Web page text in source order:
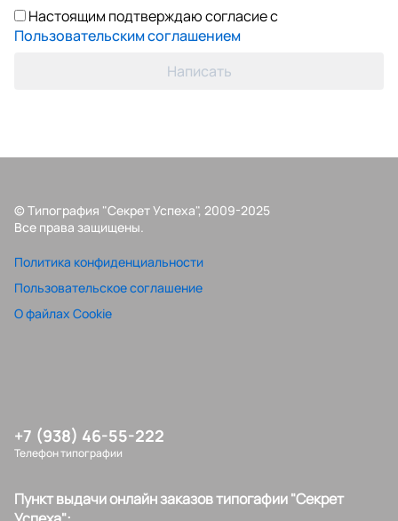
Настоящим подтверждаю согласие с
Пользовательским соглашением
Написать
© Типография "Секрет Успеха", 2009-2025
Все права защищены.
Политика конфиденциальности
Пользовательское соглашение
О файлах Cookie
+7 (938) 46-55-222
Телефон типографии
Пункт выдачи онлайн заказов типогафии "Секрет